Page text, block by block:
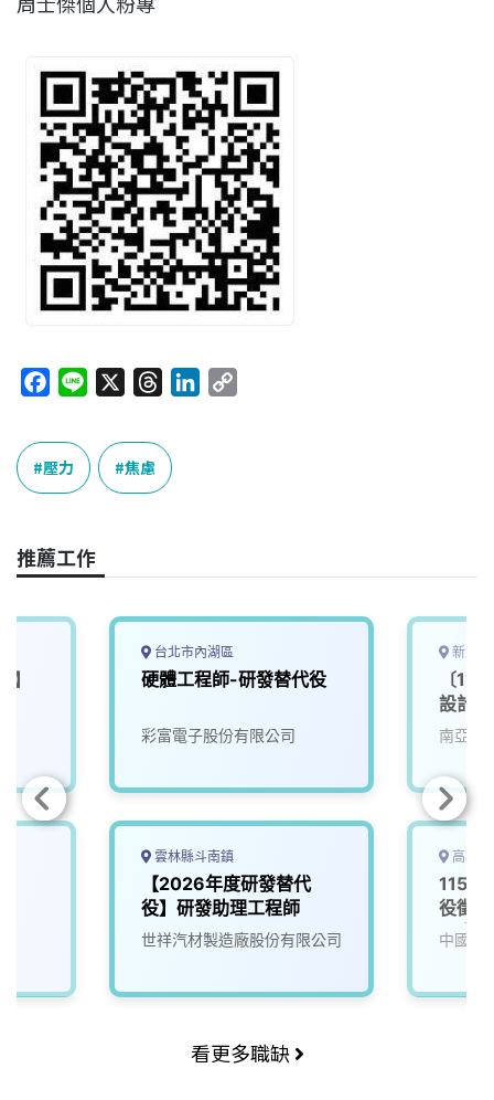
c
e
b
o
k
e
e
a
n
k
壓力 焦慮
推薦工作
台北市內湖區
硬體工程師-研發替代役
彩富電子股份有限公司
雲林縣斗南鎮
【2026年度研發替代
役】研發助理工程師
世祥汽材製造廠股份有限公司
新北
〔
設計
南亞科
高雄
115年
役徵
男身
中國鋼
看更多職缺